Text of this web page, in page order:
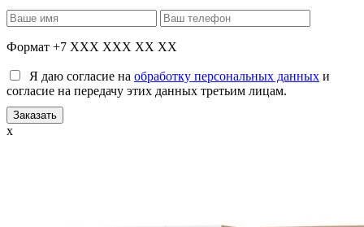
Формат +7 XXX XXX XX XX
Я даю согласие на обработку персональных данных и
согласие на передачу этих данных третьим лицам.
x